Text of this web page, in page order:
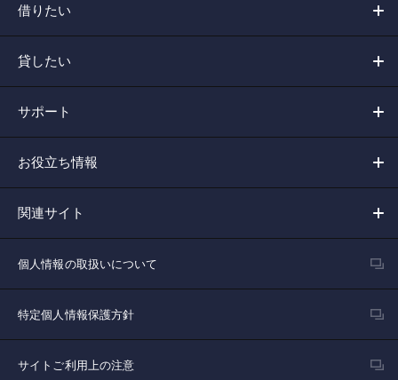
借りたい
貸したい
サポート
お役立ち情報
関連サイト
個人情報の取扱いについて
特定個人情報保護方針
サイトご利用上の注意